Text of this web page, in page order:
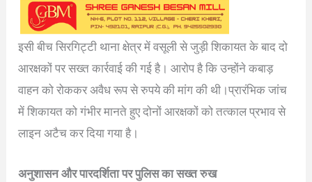
इसी बीच सिरगिट्टी थाना क्षेत्र में वसूली से जुड़ी शिकायत के बाद दो
आरक्षकों पर सख्त कार्रवाई की गई है। आरोप है कि उन्होंने कबाड़
वाहन को रोककर अवैध रूप से रुपये की मांग की थी।प्रारंभिक जांच
में शिकायत को गंभीर मानते हुए दोनों आरक्षकों को तत्काल प्रभाव से
लाइन अटैच कर दिया गया है।
अनुशासन और पारदर्शिता पर पुलिस का सख्त रुख